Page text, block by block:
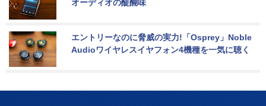
オーディオの醍醐味
エントリーなのに脅威の実力!「Osprey」Noble
Audioワイヤレスイヤフォン4機種を一気に聴く